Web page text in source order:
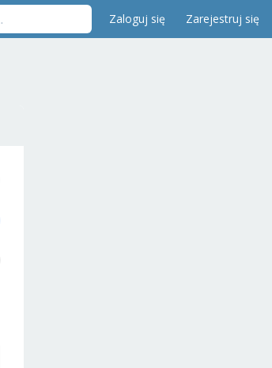
Zaloguj się Zarejestruj się